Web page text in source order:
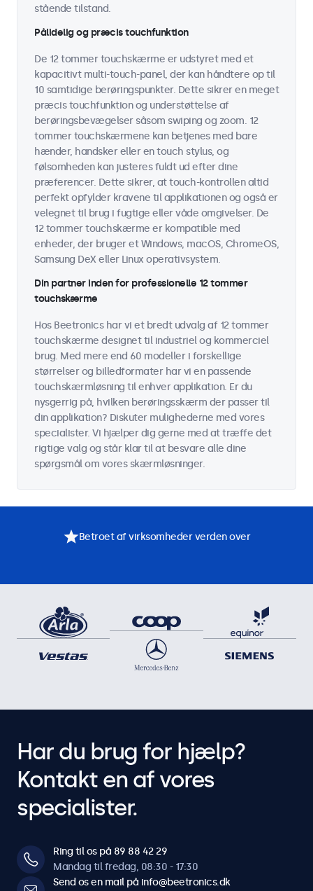
stående tilstand.
Pålidelig og præcis touchfunktion
De 12 tommer touchskærme er udstyret med et
kapacitivt multi-touch-panel, der kan håndtere op til
10 samtidige berøringspunkter. Dette sikrer en meget
præcis touchfunktion og understøttelse af
berøringsbevægelser såsom swiping og zoom. 12
tommer touchskærmene kan betjenes med bare
hænder, handsker eller en touch stylus, og
følsomheden kan justeres fuldt ud efter dine
præferencer. Dette sikrer, at touch-kontrollen altid
perfekt opfylder kravene til applikationen og også er
velegnet til brug i fugtige eller våde omgivelser. De
12 tommer touchskærme er kompatible med
enheder, der bruger et Windows, macOS, ChromeOS,
Samsung DeX eller Linux operativsystem.
Din partner inden for professionelle 12 tommer
touchskærme
Hos Beetronics har vi et bredt udvalg af 12 tommer
touchskærme designet til industriel og kommerciel
brug. Med mere end 60 modeller i forskellige
størrelser og billedformater har vi en passende
touchskærmløsning til enhver applikation. Er du
nysgerrig på, hvilken berøringsskærm der passer til
din applikation? Diskuter mulighederne med vores
specialister. Vi hjælper dig gerne med at træffe det
rigtige valg og står klar til at besvare alle dine
spørgsmål om vores skærmløsninger.
Betroet af virksomheder verden over
Har du brug for hjælp?
Kontakt en af vores
specialister.
Ring til os på 89 88 42 29
Mandag til fredag, 08:30 - 17:30
Send os en mail på info@beetronics.dk